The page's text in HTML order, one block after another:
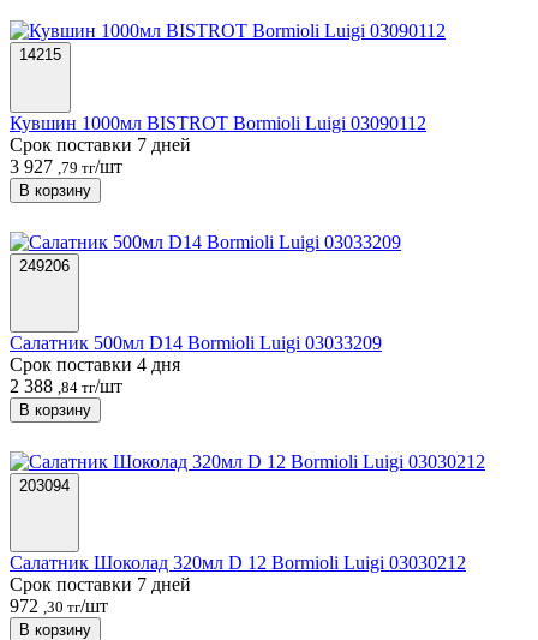
14215
Кувшин 1000мл BISTROT Bormioli Luigi 03090112
Срок поставки 7 дней
3 927 ,79 тг/шт
В корзину
249206
Салатник 500мл D14 Bormioli Luigi 03033209
Срок поставки 4 дня
2 388 ,84 тг/шт
В корзину
203094
Салатник Шоколад 320мл D 12 Bormioli Luigi 03030212
Срок поставки 7 дней
972 ,30 тг/шт
В корзину